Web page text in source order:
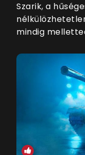
Szarik, a
mindig